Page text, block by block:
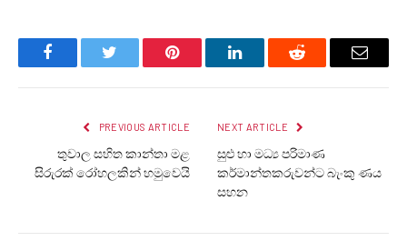
FacebookTwitter Pinterest LinkedInReddit Email
PREVIOUS ARTICLE
තුවාල සහිත කාන්තා මළ
සිරුරක් රෝහලකින් හමුවෙයි
NEXT ARTICLE
සුළු හා මධ්‍ය පරිමාණ
කර්මාන්තකරුවන්ට බැංකු ණය
සහන